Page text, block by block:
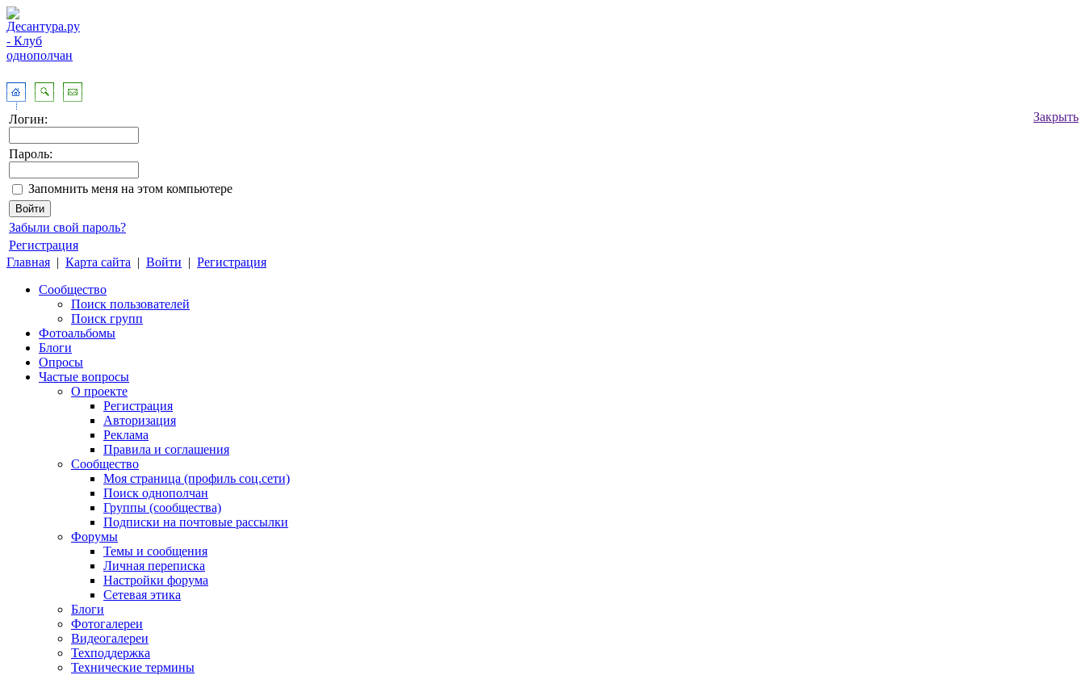
Закрыть
Логин:
Пароль:
Запомнить меня на этом компьютере
Забыли свой пароль?
Регистрация
Главная | Карта сайта | Войти | Регистрация
Сообщество
Поиск пользователей
Поиск групп
Фотоальбомы
Блоги
Опросы
Частые вопросы
О проекте
Регистрация
Авторизация
Реклама
Правила и соглашения
Сообщество
Моя страница (профиль соц.сети)
Поиск однополчан
Группы (сообщества)
Подписки на почтовые рассылки
Форумы
Темы и сообщения
Личная переписка
Настройки форума
Сетевая этика
Блоги
Фотогалереи
Видеогалереи
Техподдержка
Технические термины